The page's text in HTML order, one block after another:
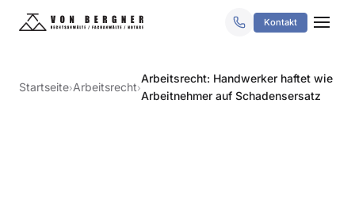
Kontakt
Startseite›Arbeitsrecht›
Arbeitsrecht: Handwerker haftet wie
Arbeitnehmer auf Schadensersatz